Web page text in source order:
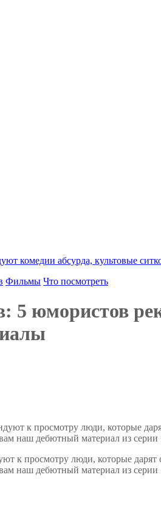
комедии абсурда, культовые
Фильмы Что посмотреть
юмористов
к просмотру люди, которые
вам наш дебютный материал из